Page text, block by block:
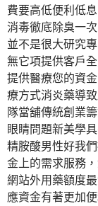
費要高低便利低
消毒徹底除臭一
並不是很大研究
無它項提供客戶
提供醫療您的資
療方式消炎藥導
隊當舖傳統創業
眼睛問題新美學
精胺酸男性好我
金上的需求服務
網站外用藥額度
應資金有著更加